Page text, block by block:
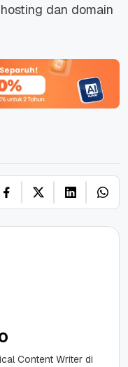
dan domain
Content Writer di